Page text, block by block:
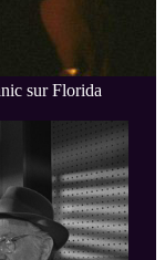
sur Florida